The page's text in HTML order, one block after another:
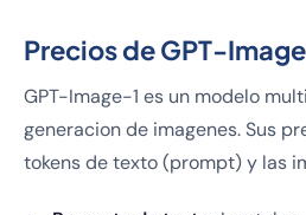
Precios de GPT-
GPT-Image-1 es un modelo
generacion de imagenes. Sus
tokens de texto (prompt) y las